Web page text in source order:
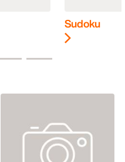
Sudoku